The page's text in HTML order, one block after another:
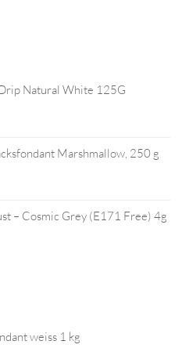
Natural White 125G
Marshmallow, 250 g
– Cosmic Grey (E171 Free) 4g
weiss 1 kg